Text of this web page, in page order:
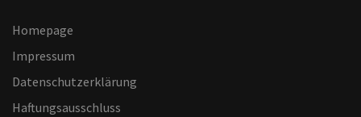
Homepage
Impressum
Datenschutzerklärung
Haftungsausschluss